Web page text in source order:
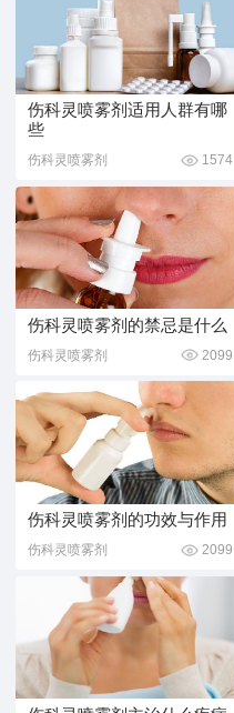
伤科灵喷雾剂适用人群有哪
些
伤科灵喷雾剂 1574
伤科灵喷雾剂的禁忌是什么
伤科灵喷雾剂 2099
伤科灵喷雾剂的功效与作用
伤科灵喷雾剂 2099